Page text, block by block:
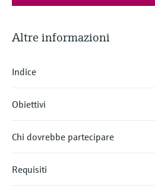
Altre informazioni
Indice
Obiettivi
Chi dovrebbe partecipare
Requisiti